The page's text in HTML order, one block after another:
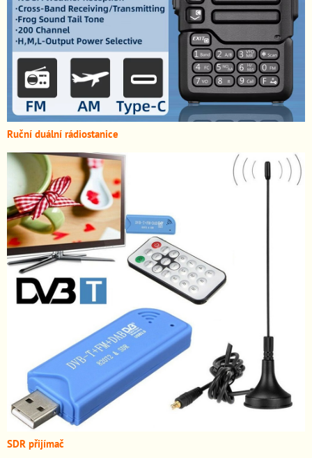
Ruční duální rádiostanice
SDR přijímač